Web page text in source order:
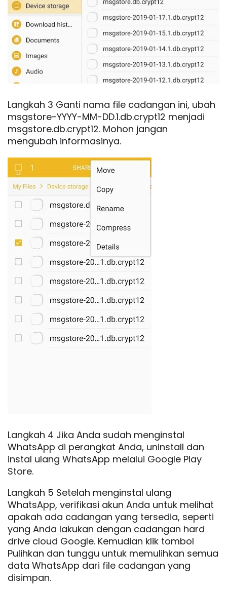
Langkah 3 Ganti nama file cadangan ini, ubah
msgstore-YYYY-MM-DD.1.db.crypt12 menjadi
msgstore.db.crypt12. Mohon jangan
mengubah informasinya.
Langkah 4 Jika Anda sudah menginstal
WhatsApp di perangkat Anda, uninstall dan
instal ulang WhatsApp melalui Google Play
Store.
Langkah 5 Setelah menginstal ulang
WhatsApp, verifikasi akun Anda untuk melihat
apakah ada cadangan yang tersedia, seperti
yang Anda lakukan dengan cadangan hard
drive cloud Google. Kemudian klik tombol
Pulihkan dan tunggu untuk memulihkan semua
data WhatsApp dari file cadangan yang
disimpan.